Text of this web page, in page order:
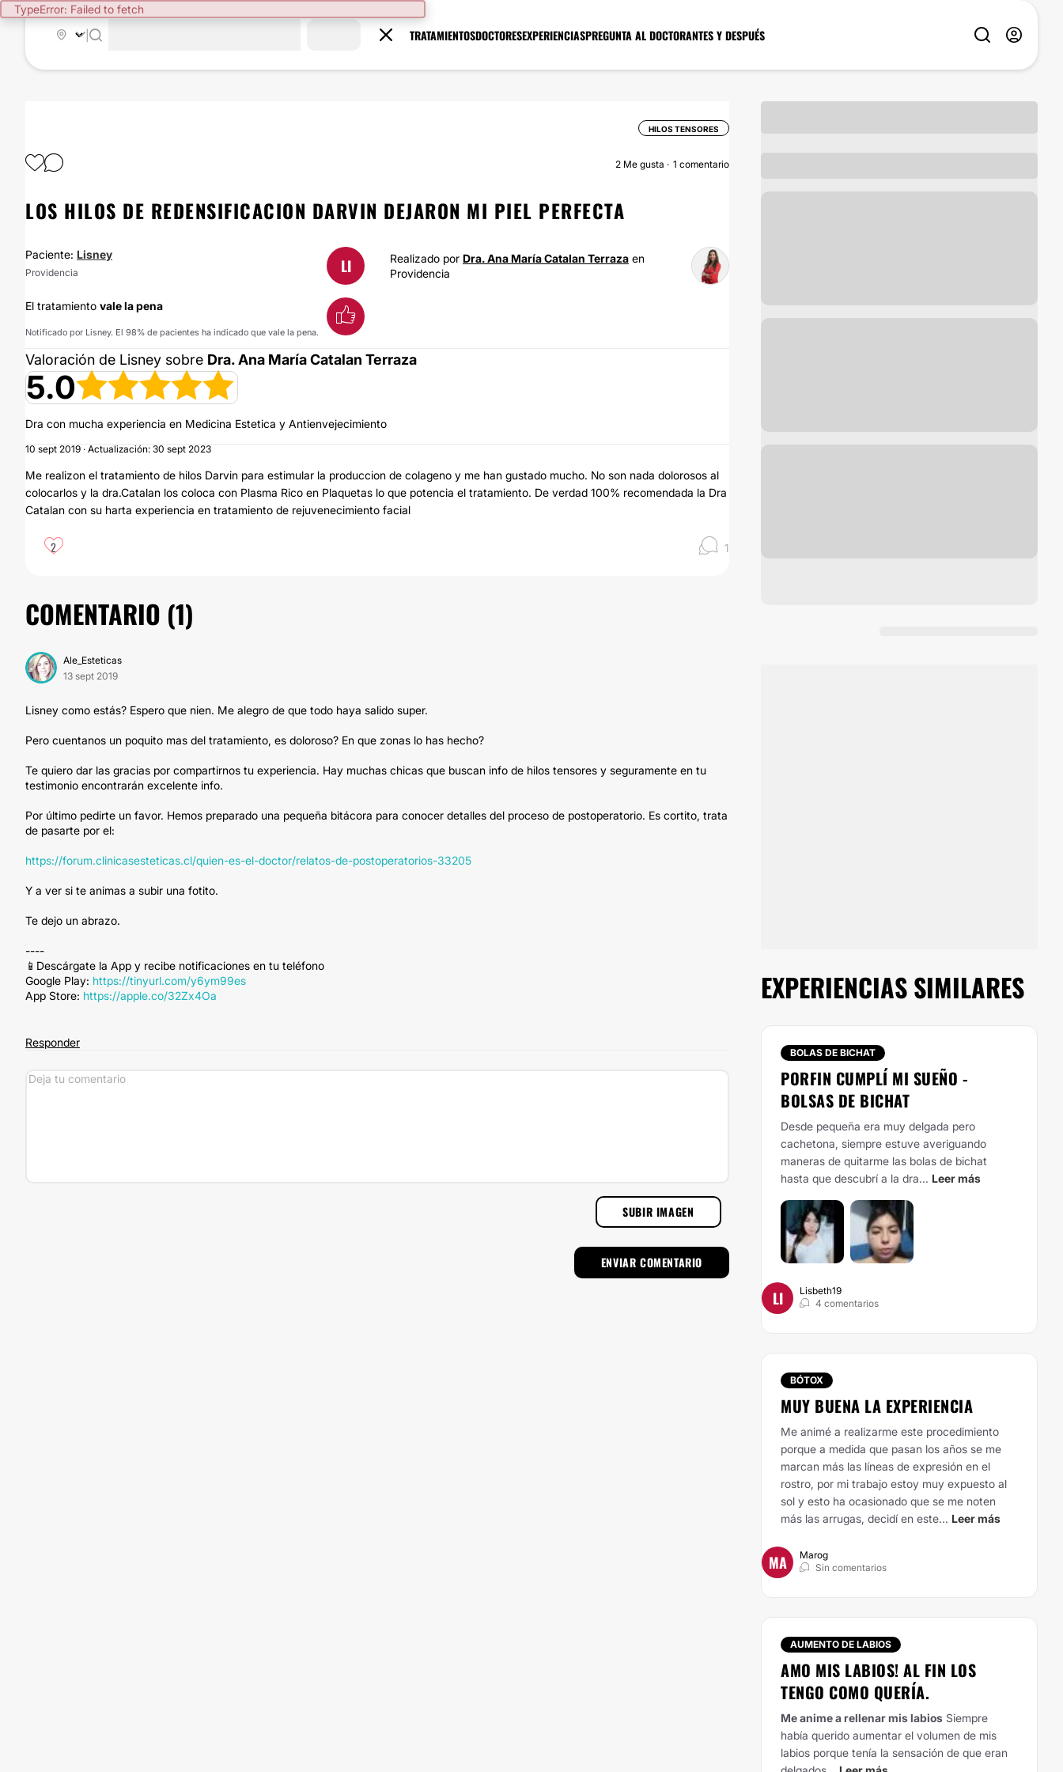
TypeError: Failed to fetch
TRATAMIENTOSDOCTORESEXPERIENCIASPREGUNTA AL DOCTORANTES Y DESPUÉS
HILOS TENSORES
2 Me gusta 1 comentario
LOS HILOS DE REDENSIFICACION DARVIN DEJARON MI PIEL PERFECTA
Paciente: Lisney
Providencia LI Realizado por Dra. Ana María Catalan Terraza en
Providencia
El tratamiento vale la pena
Notificado por Lisney. El 98% de pacientes ha indicado que vale la pena.
Valoración de Lisney sobre Dra. Ana María Catalan Terraza
5.0
Dra con mucha experiencia en Medicina Estetica y Antienvejecimiento
10 sept 2019 · Actualización: 30 sept 2023
Me realizon el tratamiento de hilos Darvin para estimular la produccion de colageno y me han gustado mucho. No son nada dolorosos al
colocarlos y la dra.Catalan los coloca con Plasma Rico en Plaquetas lo que potencia el tratamiento. De verdad 100% recomendada la Dra
Catalan con su harta experiencia en tratamiento de rejuvenecimiento facial
2 1
COMENTARIO (1)
Ale_Esteticas
13 sept 2019
Lisney como estás? Espero que nien. Me alegro de que todo haya salido super.
Pero cuentanos un poquito mas del tratamiento, es doloroso? En que zonas lo has hecho?
Te quiero dar las gracias por compartirnos tu experiencia. Hay muchas chicas que buscan info de hilos tensores y seguramente en tu
testimonio encontrarán excelente info.
Por último pedirte un favor. Hemos preparado una pequeña bitácora para conocer detalles del proceso de postoperatorio. Es cortito, trata
de pasarte por el:
https://forum.clinicasesteticas.cl/quien-es-el-doctor/relatos-de-postoperatorios-33205
Y a ver si te animas a subir una fotito.
Te dejo un abrazo.
----
📱Descárgate la App y recibe notificaciones en tu teléfono
Google Play: https://tinyurl.com/y6ym99es
App Store: https://apple.co/32Zx4Oa
Responder
SUBIR IMAGEN
EXPERIENCIAS SIMILARES
BOLAS DE BICHAT
PORFIN CUMPLÍ MI SUEÑO -
BOLSAS DE BICHAT
Desde pequeña era muy delgada pero
cachetona, siempre estuve averiguando
maneras de quitarme las bolas de bichat
hasta que descubrí a la dra... Leer más
LI
Lisbeth19
4 comentarios
BÓTOX
MUY BUENA LA EXPERIENCIA
Me animé a realizarme este procedimiento
porque a medida que pasan los años se me
marcan más las líneas de expresión en el
rostro, por mi trabajo estoy muy expuesto al
sol y esto ha ocasionado que se me noten
más las arrugas, decidí en este... Leer más
MA
Marog
Sin comentarios
AUMENTO DE LABIOS
AMO MIS LABIOS! AL FIN LOS
TENGO COMO QUERÍA.
Me anime a rellenar mis labios Siempre
había querido aumentar el volumen de mis
labios porque tenía la sensación de que eran